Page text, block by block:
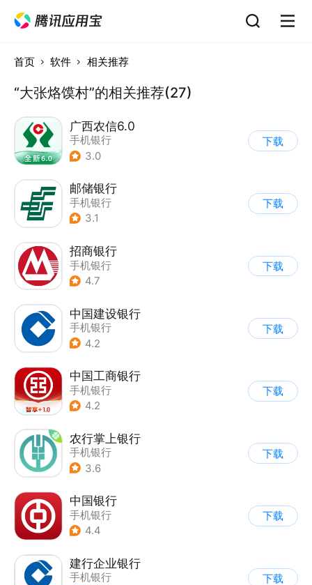
首页 软件 相关推荐
“大张烙馍村”的相关推荐(27)
广西农信6.0
手机银行
3.0
下载
邮储银行
手机银行
3.1
下载
招商银行
手机银行
4.7
下载
中国建设银行
手机银行
4.2
下载
中国工商银行
手机银行
4.2
下载
农行掌上银行
手机银行
3.6
下载
中国银行
手机银行
4.4
下载
建行企业银行
手机银行
下载